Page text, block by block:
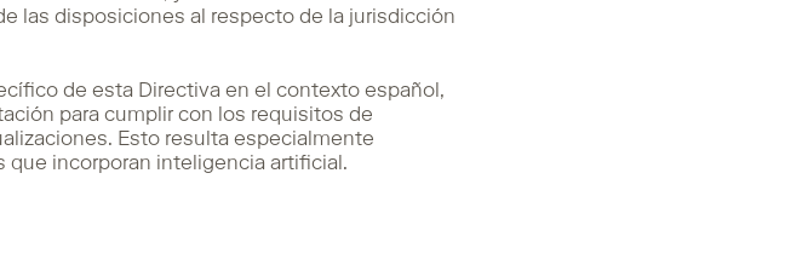
las disposiciones al respecto de la jurisdicción
de esta Directiva en el contexto español,
para cumplir con los requisitos de
Esto resulta especialmente
incorporan inteligencia artificial.